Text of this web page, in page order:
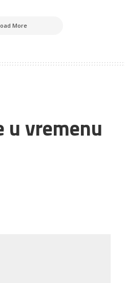
More
u vremenu